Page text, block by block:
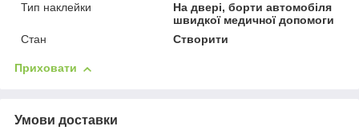
Тип наклейки
На двері, борти автомобіля
швидкої медичної допомоги
Стан
Створити
Приховати
Умови доставки